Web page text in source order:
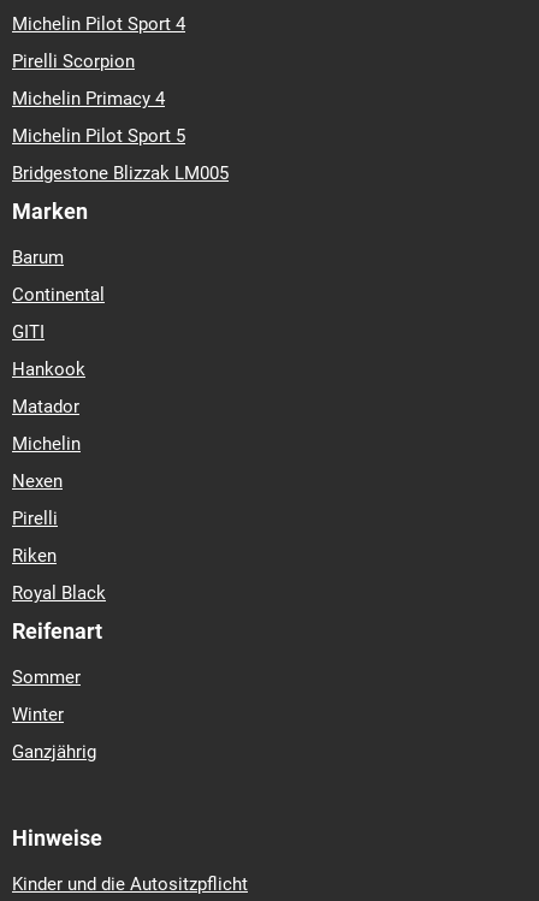
Michelin Pilot Sport 4
Pirelli Scorpion
Michelin Primacy 4
Michelin Pilot Sport 5
Bridgestone Blizzak LM005
Marken
Barum
Continental
GITI
Hankook
Matador
Michelin
Nexen
Pirelli
Riken
Royal Black
Reifenart
Sommer
Winter
Ganzjährig
Hinweise
Kinder und die Autositzpflicht